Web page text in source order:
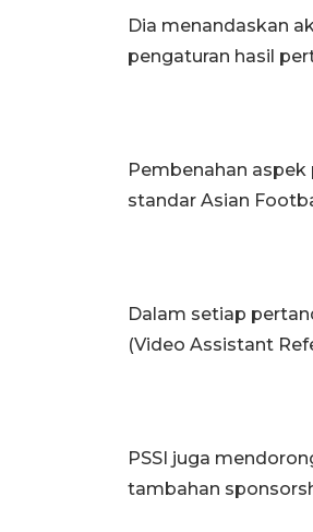
Dia menandaskan
pengaturan hasil
Pembenahan
standar Asian
Dalam setiap
(Video Assistant
PSSI juga
tambahan